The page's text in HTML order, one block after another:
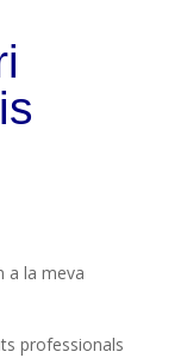
a la meva
professionals